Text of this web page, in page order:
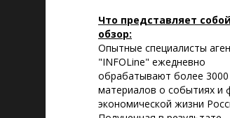
Что представляет собой
обзор:
Опытные специалисты
"INFOLine" ежедневно
обрабатывают более 3000
материалов о событиях и
экономической жизни